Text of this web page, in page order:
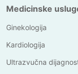
Medicinske
Ginekologija
Kardiologija
Ultrazvučna